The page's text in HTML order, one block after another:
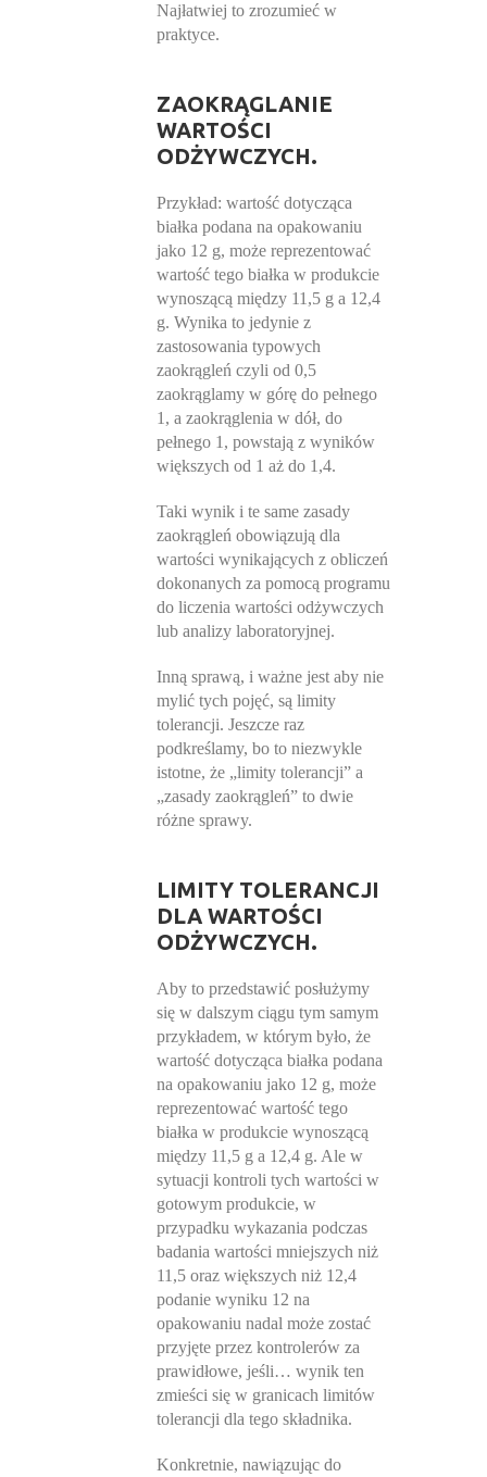
Najłatwiej to zrozumieć w
praktyce.
ZAOKRĄGLANIE
WARTOŚCI
ODŻYWCZYCH.
Przykład: wartość dotycząca
białka podana na opakowaniu
jako 12 g, może reprezentować
wartość tego białka w produkcie
wynoszącą między 11,5 g a 12,4
g. Wynika to jedynie z
zastosowania typowych
zaokrągleń czyli od 0,5
zaokrąglamy w górę do pełnego
1, a zaokrąglenia w dół, do
pełnego 1, powstają z wyników
większych od 1 aż do 1,4.
Taki wynik i te same zasady
zaokrągleń obowiązują dla
wartości wynikających z obliczeń
dokonanych za pomocą programu
do liczenia wartości odżywczych
lub analizy laboratoryjnej.
Inną sprawą, i ważne jest aby nie
mylić tych pojęć, są limity
tolerancji. Jeszcze raz
podkreślamy, bo to niezwykle
istotne, że „limity tolerancji” a
„zasady zaokrągleń” to dwie
różne sprawy.
LIMITY TOLERANCJI
DLA WARTOŚCI
ODŻYWCZYCH.
Aby to przedstawić posłużymy
się w dalszym ciągu tym samym
przykładem, w którym było, że
wartość dotycząca białka podana
na opakowaniu jako 12 g, może
reprezentować wartość tego
białka w produkcie wynoszącą
między 11,5 g a 12,4 g. Ale w
sytuacji kontroli tych wartości w
gotowym produkcie, w
przypadku wykazania podczas
badania wartości mniejszych niż
11,5 oraz większych niż 12,4
podanie wyniku 12 na
opakowaniu nadal może zostać
przyjęte przez kontrolerów za
prawidłowe, jeśli… wynik ten
zmieści się w granicach limitów
tolerancji dla tego składnika.
Konkretnie, nawiązując do